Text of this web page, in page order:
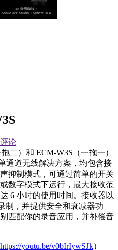
论
二）和 ECM-W3S（一拖一）
通道无线解决方案，均包含接
抑制模式，可通过简单的开关
数字模式下运行，最大接收范
6 小时的使用时间。接收器以
制，并提供安全和衰减器功
匹配你的录音应用，并补偿音
https://youtu.be/v0bIrIywSJk）